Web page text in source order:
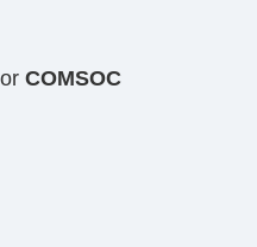
COMSOC